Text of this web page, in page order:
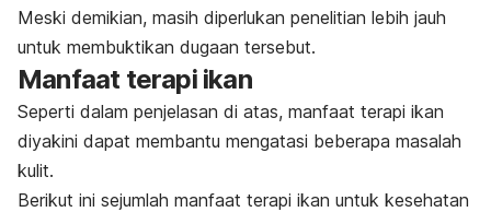
Meski demikian, masih diperlukan penelitian lebih jauh
untuk membuktikan dugaan tersebut.
Manfaat terapi ikan
Seperti dalam penjelasan di atas, manfaat terapi ikan
diyakini dapat membantu mengatasi beberapa masalah
kulit.
Berikut ini sejumlah manfaat terapi ikan untuk kesehatan